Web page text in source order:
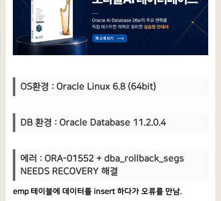
OS환경 : Oracle Linux 6.8 (64bit)
DB 환경 : Oracle Database 11.2.0.4
에러 : ORA-01552 + dba_rollback_segs
NEEDS RECOVERY 해결
emp 테이블에 데이터를 insert 하다가 오류를 만남.